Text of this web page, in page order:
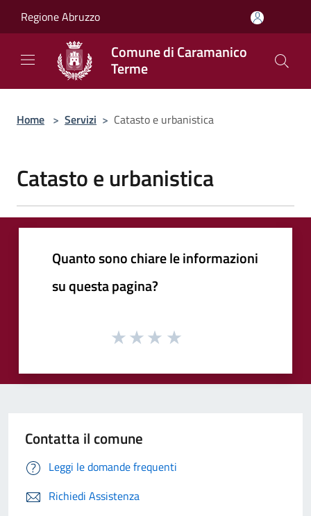
Regione Abruzzo
Comune di Caramanico
Terme
Home > Servizi > Catasto e urbanistica
Catasto e urbanistica
Quanto sono chiare le informazioni
su questa pagina?
Contatta il comune
Leggi le domande frequenti
Richiedi Assistenza